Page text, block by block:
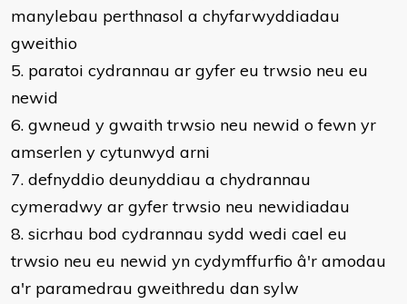
manylebau perthnasol a chyfarwyddiadau
gweithio
5. paratoi cydrannau ar gyfer eu trwsio neu eu
newid
6. gwneud y gwaith trwsio neu newid o fewn yr
amserlen y cytunwyd arni
7. defnyddio deunyddiau a chydrannau
cymeradwy ar gyfer trwsio neu newidiadau
8. sicrhau bod cydrannau sydd wedi cael eu
trwsio neu eu newid yn cydymffurfio â'r amodau
a'r paramedrau gweithredu dan sylw